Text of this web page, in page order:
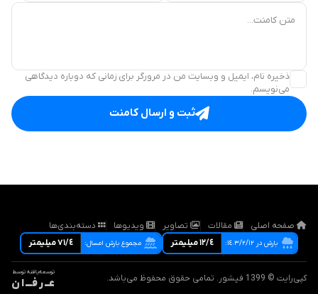
متن کامنت...
ذخیره نام، ایمیل و وبسایت من در مرورگر برای زمانی که دوباره دیدگاهی
می‌نویسم.
ثبت و ارسال کامنت
صفحه اصلی مقالات تصاویر ویدیوها دسته‌بندی‌ها
بارش در ١٤٠٣/٢/١٢: ١٢/٤ ميليمتر مجموع بارش امسال: ٧١/٤ ميليمتر
کپی‌رایت © 1399 فیشور. تمامی حقوق محفوظ می‌باشد.
توسعه‌یافته توسط
عــ ر فـــ ا ن